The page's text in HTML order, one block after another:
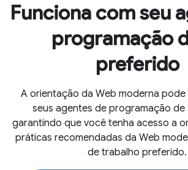
Funciona com seu
programação
preferido
A orientação da Web moderna pode
seus agentes de programação de
garantindo que você tenha acesso a
práticas recomendadas da Web
de trabalho preferido.